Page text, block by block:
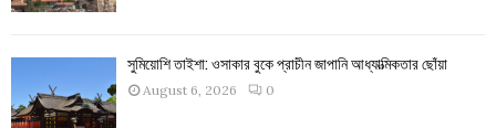
সুমিয়োশি তাইশা: ওসাকার বুকে প্রাচীন জাপানি আধ্যাত্মিকতার ছোঁয়া
August 6, 2026 0